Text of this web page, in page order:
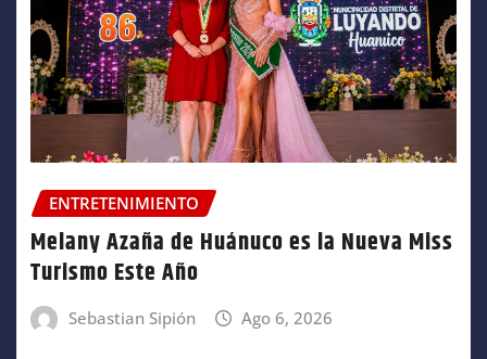
ENTRETENIMIENTO
Melany Azaña de Huánuco es la Nueva Miss
Turismo Este Año
Sebastian Sipión Ago 6, 2026